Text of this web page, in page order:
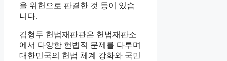
을 위헌으로 판결한 것 등이 있습
니다.
김형두 헌법재판관은 헌법재판소
에서 다양한 헌법적 문제를 다루며
대한민국의 헌법 체계 강화와 국민